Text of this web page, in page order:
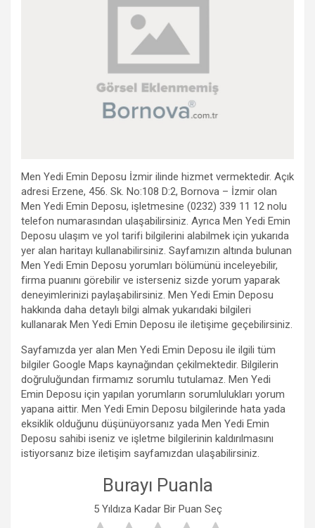
Men Yedi Emin Deposu İzmir ilinde hizmet vermektedir. Açık
adresi Erzene, 456. Sk. No:108 D:2, Bornova – İzmir olan
Men Yedi Emin Deposu, işletmesine (0232) 339 11 12 nolu
telefon numarasından ulaşabilirsiniz. Ayrıca Men Yedi Emin
Deposu ulaşım ve yol tarifi bilgilerini alabilmek için yukarıda
yer alan haritayı kullanabilirsiniz. Sayfamızın altında bulunan
Men Yedi Emin Deposu yorumları bölümünü inceleyebilir,
firma puanını görebilir ve isterseniz sizde yorum yaparak
deneyimlerinizi paylaşabilirsiniz. Men Yedi Emin Deposu
hakkında daha detaylı bilgi almak yukarıdaki bilgileri
kullanarak Men Yedi Emin Deposu ile iletişime geçebilirsiniz.
Sayfamızda yer alan Men Yedi Emin Deposu ile ilgili tüm
bilgiler Google Maps kaynağından çekilmektedir. Bilgilerin
doğruluğundan firmamız sorumlu tutulamaz. Men Yedi
Emin Deposu için yapılan yorumların sorumlulukları yorum
yapana aittir. Men Yedi Emin Deposu bilgilerinde hata yada
eksiklik olduğunu düşünüyorsanız yada Men Yedi Emin
Deposu sahibi iseniz ve işletme bilgilerinin kaldırılmasını
istiyorsanız bize iletişim sayfamızdan ulaşabilirsiniz.
Burayı Puanla
5 Yıldıza Kadar Bir Puan Seç